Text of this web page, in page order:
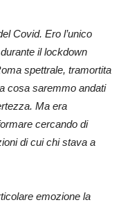
Covid. Ero l’unico
il lockdown
spettrale, tramortita
cosa saremmo andati
Ma era
cercando di
di cui chi stava a
emozione la